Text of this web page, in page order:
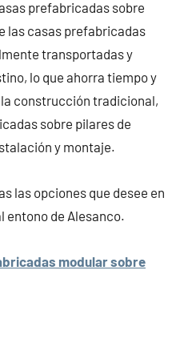
prefabricadas sobre
las casas prefabricadas
transportadas y
lo que ahorra tiempo y
construcción tradicional,
sobre pilares de
y montaje.
las opciones que desee en
entono de Alesanco.
modular sobre